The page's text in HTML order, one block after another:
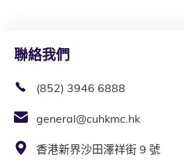
聯絡我們
(852) 3946 6888
general@cuhkmc.hk
香港新界沙田澤祥街 9 號